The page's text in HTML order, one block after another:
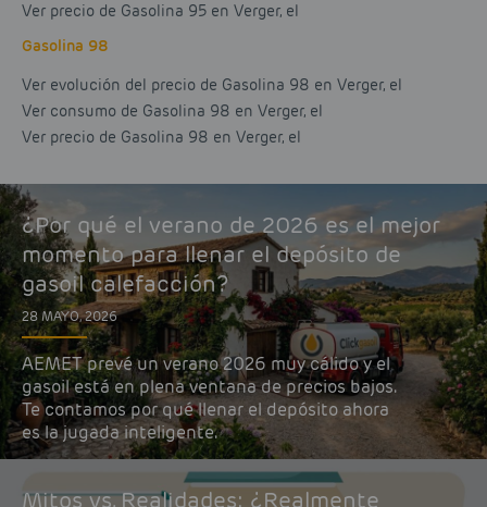
Ver precio de Gasolina 95 en Verger, el
Gasolina 98
Ver evolución del precio de Gasolina 98 en Verger, el
Ver consumo de Gasolina 98 en Verger, el
Ver precio de Gasolina 98 en Verger, el
¿Por qué el verano de 2026 es el mejor
momento para llenar el depósito de
gasoil calefacción?
28 MAYO, 2026
AEMET prevé un verano 2026 muy cálido y el
gasoil está en plena ventana de precios bajos.
Te contamos por qué llenar el depósito ahora
es la jugada inteligente.
Mitos vs. Realidades: ¿Realmente